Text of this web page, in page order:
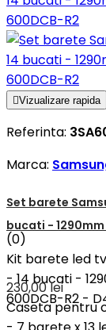
Vizualizare rapida
Referinta:
Marca:
Set barete
bucati - 1290mm
(0)
Kit barete led
- 14 bucati -
600DCB-R2 -
230,00 lei
Caseta pentru